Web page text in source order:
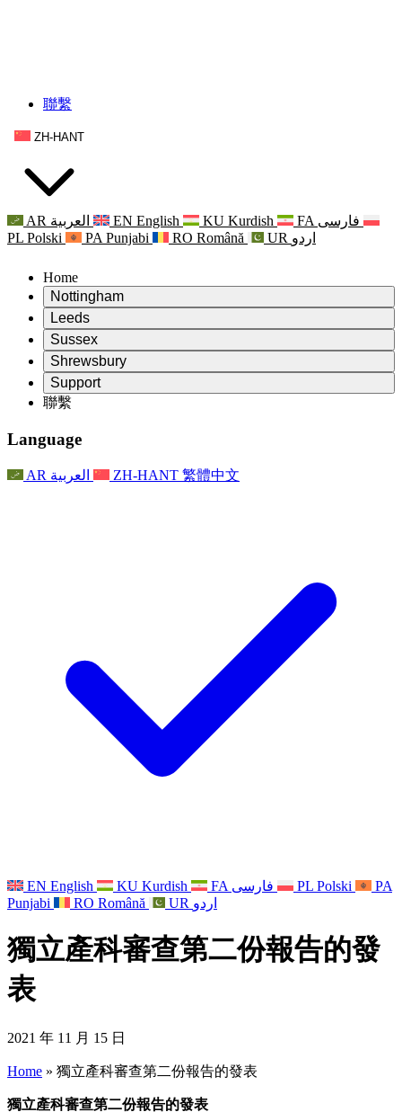
聯繫
ZH-HANT
AR العربية EN English KU Kurdish FA فارسی
PL Polski PA Punjabi RO Română UR اردو
Home
Nottingham
Review
評審主席
獨立審核小組
職權範圍
獨立審查最終報告
常見問題
For Families
最新消息
Leeds
Review
評審主席
獨立審核小組
職權範圍
聯繫
家庭心理支持
家庭更新
事件
Sussex
Review
評審主席
獨立審核小組
職權範圍
聯繫
For Families
家庭心理支持
家庭更新
Shrewsbury
Review
產科複查的職權範圍
Reports
獨立審查的最終報告
獨立審查報告的首次報告
For Families
Support
Leeds
Nottingham
家庭心理支援服務
心理健康危機支援
基於信仰的喪親支援
對於父親
聯繫
Language
AR العربية ZH-HANT 繁體中文
EN English KU Kurdish FA فارسی PL Polski
PA
Punjabi
RO Română UR اردو
獨立產科審查第二份報告的發
表
2021 年 11 月 15 日
Home » 獨立產科審查第二份報告的發表
獨立產科審查第二份報告的發表